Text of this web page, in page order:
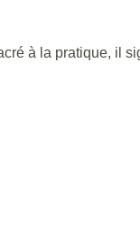
à la pratique, il